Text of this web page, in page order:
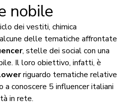
nobile
dei vestiti, chimica
delle tematiche affrontate
, stelle dei social con una
Il loro obiettivo, infatti, è
riguardo tematiche relative
conoscere 5 influencer italiani
in rete.